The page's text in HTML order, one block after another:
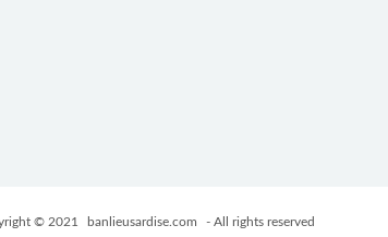
© 2021 banlieusardise.com - All rights reserved